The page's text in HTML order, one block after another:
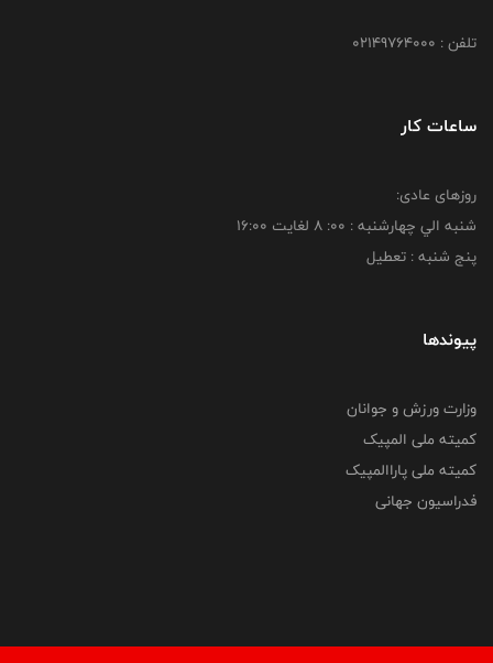
تلفن : 02149764000
ساعات کار
روزهای عادی:
شنبه الي چهارشنبه : 00: 8 لغايت 16:00
پنج شنبه : تعطیل
پیوندها
وزارت ورزش و جوانان
کمیته ملی المپیک
کمیته ملی پاراالمپیک
فدراسیون جهانی